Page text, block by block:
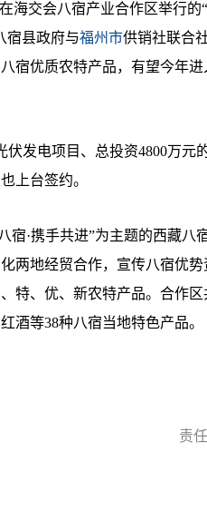
海交会八宿产业合作区举行的
宿县政府与福州市供销社联合
宿优质农特产品，有望今年
发电项目、总投资4800万元
上台签约。
·携手共进”为主题的西藏八
两地经贸合作，宣传八宿优势
特、优、新农特产品。合作区
酒等38种八宿当地特色产品
责